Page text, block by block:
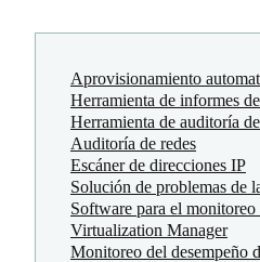
Aprovisionamiento
Herramienta de informes
Herramienta de auditoría
Auditoría de redes
Escáner de direcciones IP
Solución de problemas de
Software para el monitoreo
Virtualization Manager
Monitoreo del desempeño